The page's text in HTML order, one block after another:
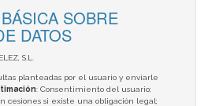
SOBRE
DATOS
S.L.
planteadas por el usuario y enviarle
: Consentimiento del usuario;
cesiones si existe una obligación legal;